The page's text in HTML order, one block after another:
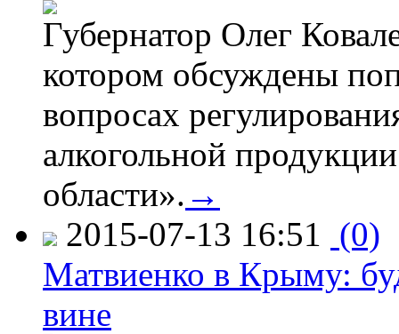
Губернатор Олег
котором обсуждены
вопросах
алкогольной
области». →
2015-07-13 16:51 (0)
Матвиенко в Крыму:
вине